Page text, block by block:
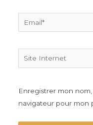
Site
Internet
Enregistrer mon
navigateur pour mon